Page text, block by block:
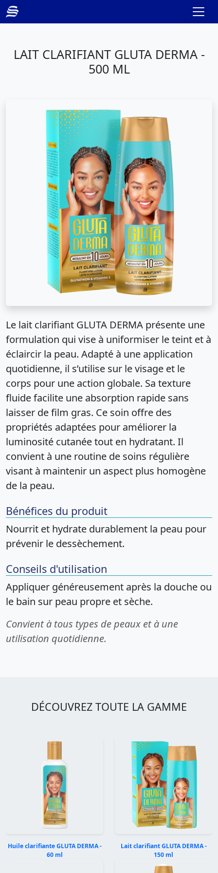
LAIT CLARIFIANT GLUTA DERMA -
500 ML
Le lait clarifiant GLUTA DERMA présente une
formulation qui vise à uniformiser le teint et à
éclaircir la peau. Adapté à une application
quotidienne, il s’utilise sur le visage et le
corps pour une action globale. Sa texture
fluide facilite une absorption rapide sans
laisser de film gras. Ce soin offre des
propriétés adaptées pour améliorer la
luminosité cutanée tout en hydratant. Il
convient à une routine de soins régulière
visant à maintenir un aspect plus homogène
de la peau.
Bénéfices du produit
Nourrit et hydrate durablement la peau pour
prévenir le dessèchement.
Conseils d'utilisation
Appliquer généreusement après la douche ou
le bain sur peau propre et sèche.
Convient à tous types de peaux et à une
utilisation quotidienne.
DÉCOUVREZ TOUTE LA GAMME
Huile clarifiante GLUTA DERMA -
60 ml
Lait clarifiant GLUTA DERMA -
150 ml